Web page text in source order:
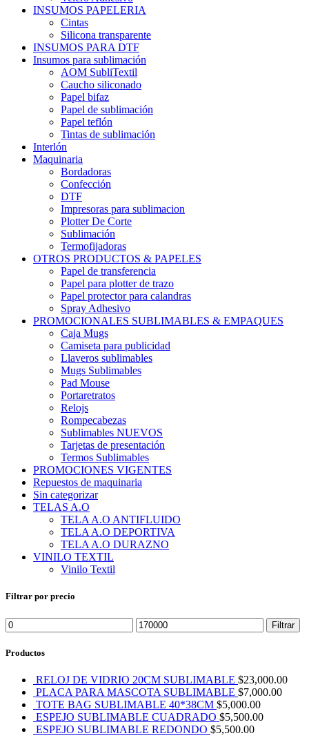
INSUMOS PAPELERIA
Cintas
Silicona transparente
INSUMOS PARA DTF
Insumos para sublimación
AOM SubliTextil
Caucho siliconado
Papel bifaz
Papel de sublimación
Papel teflón
Tintas de sublimación
Interlón
Maquinaria
Bordadoras
Confección
DTF
Impresoras para sublimacion
Plotter De Corte
Sublimación
Termofijadoras
OTROS PRODUCTOS & PAPELES
Papel de transferencia
Papel para plotter de trazo
Papel protector para calandras
Spray Adhesivo
PROMOCIONALES SUBLIMABLES & EMPAQUES
Caja Mugs
Camiseta para publicidad
Llaveros sublimables
Mugs Sublimables
Pad Mouse
Portaretratos
Relojs
Rompecabezas
Sublimables NUEVOS
Tarjetas de presentación
Termos Sublimables
PROMOCIONES VIGENTES
Repuestos de maquinaria
Sin categorizar
TELAS A.O
TELA A.O ANTIFLUIDO
TELA A.O DEPORTIVA
TELA A.O DURAZNO
VINILO TEXTIL
Vinilo Textil
Filtrar por precio
Filtrar
Productos
RELOJ DE VIDRIO 20CM SUBLIMABLE $23,000.00
PLACA PARA MASCOTA SUBLIMABLE $7,000.00
TOTE BAG SUBLIMABLE 40*38CM $5,000.00
ESPEJO SUBLIMABLE CUADRADO $5,500.00
ESPEJO SUBLIMABLE REDONDO $5,500.00